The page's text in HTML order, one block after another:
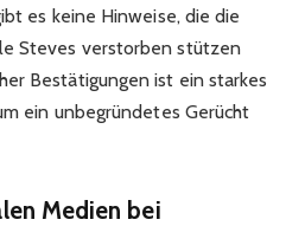
es keine Hinweise, die die
Steves verstorben stützen
Bestätigungen ist ein starkes
ein unbegründetes Gerücht
Medien bei